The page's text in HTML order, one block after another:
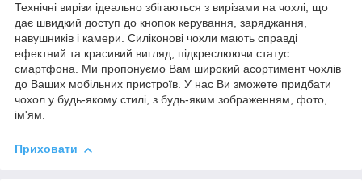
Технічні вирізи ідеально збігаються з вирізами на чохлі, що
дає швидкий доступ до кнопок керування, заряджання,
навушників і камери. Силіконові чохли мають справді
ефектний та красивий вигляд, підкреслюючи статус
смартфона. Ми пропонуємо Вам широкий асортимент чохлів
до Ваших мобільних пристроїв. У нас Ви зможете придбати
чохол у будь-якому стилі, з будь-яким зображенням, фото,
ім'ям.
Приховати